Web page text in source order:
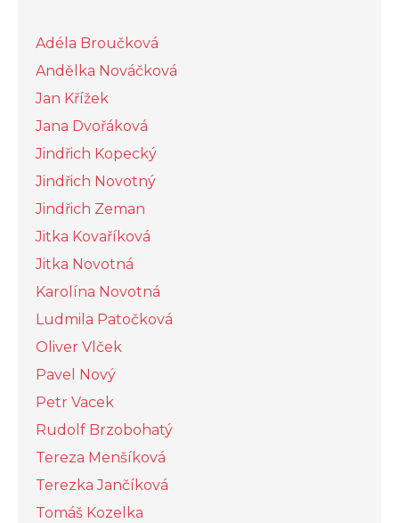
Adéla Broučková
Andělka Nováčková
Jan Křížek
Jana Dvořáková
Jindřich Kopecký
Jindřich Novotný
Jindřich Zeman
Jitka Kovaříková
Jitka Novotná
Karolína Novotná
Ludmila Patočková
Oliver Vlček
Pavel Nový
Petr Vacek
Rudolf Brzobohatý
Tereza Menšíková
Terezka Jančíková
Tomáš Kozelka